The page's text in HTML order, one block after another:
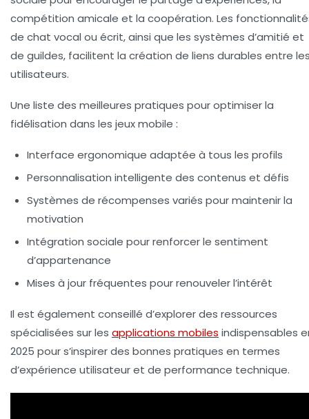
compétition amicale et la coopération. Les
de chat vocal ou écrit, ainsi que les systèmes d’amitié et
de guildes, facilitent la création de liens durables entre
utilisateurs.
Une liste des meilleures pratiques pour optimiser la
fidélisation dans les jeux mobile :
Interface ergonomique adaptée à tous les profils
Personnalisation intelligente des contenus et défis
Systèmes de récompenses variés pour maintenir la
motivation
Intégration sociale pour renforcer le sentiment
d’appartenance
Mises à jour fréquentes pour renouveler l’intérêt
Il est également conseillé d’explorer des ressources
spécialisées sur les applications mobiles indispensables
2025 pour s’inspirer des bonnes pratiques en termes
d’expérience utilisateur et de performance technique.